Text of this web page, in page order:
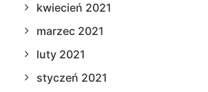
kwiecień 2021
marzec 2021
luty 2021
styczeń 2021